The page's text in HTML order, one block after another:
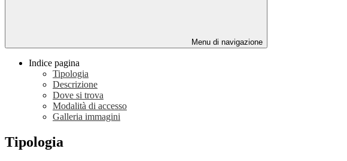
Menu di navigazione
Indice pagina
Tipologia
Descrizione
Dove si trova
Modalità di accesso
Galleria immagini
Tipologia